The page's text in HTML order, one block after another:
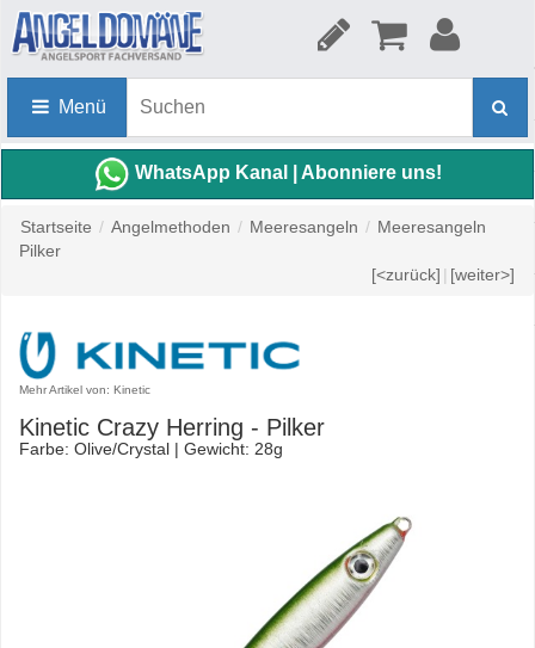
Menü
WhatsApp Kanal | Abonniere uns!
Startseite / Angelmethoden / Meeresangeln / Meeresangeln
Pilker
[<zurück] | [weiter>]
Mehr Artikel von: Kinetic
Kinetic Crazy Herring - Pilker
Farbe: Olive/Crystal | Gewicht: 28g